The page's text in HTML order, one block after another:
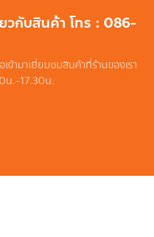
วกับสินค้า โทร : 086-
ข้ามาเยี่ยมชมสินค้าที่ร้านของเรา
น.-17.30น.